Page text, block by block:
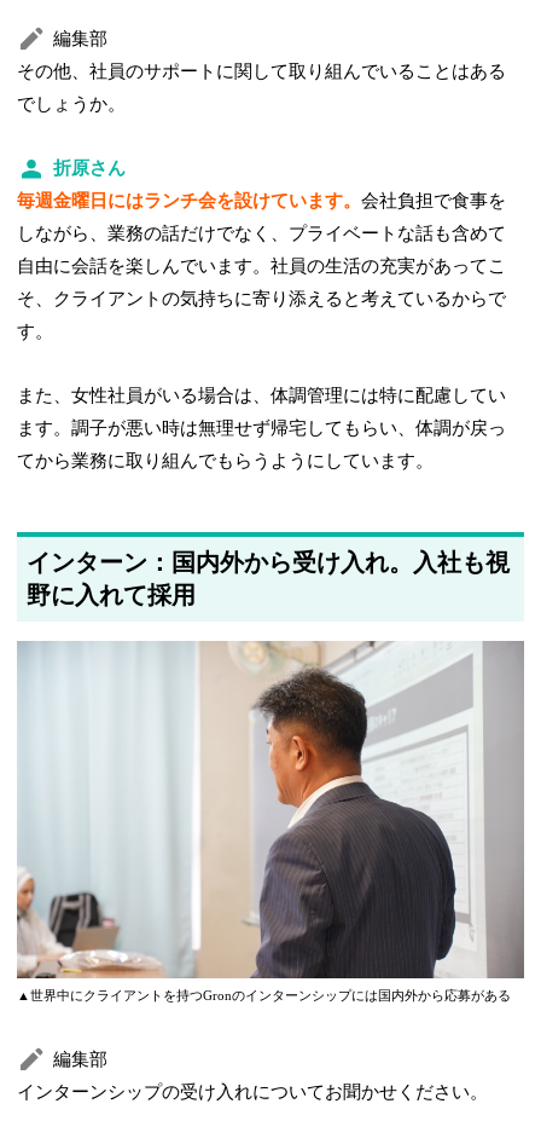
編集部
その他、社員のサポートに関して取り組んでいることはある
でしょうか。
折原さん
毎週金曜日にはランチ会を設けています。会社負担で食事を
しながら、業務の話だけでなく、プライベートな話も含めて
自由に会話を楽しんでいます。社員の生活の充実があってこ
そ、クライアントの気持ちに寄り添えると考えているからで
す。
また、女性社員がいる場合は、体調管理には特に配慮してい
ます。調子が悪い時は無理せず帰宅してもらい、体調が戻っ
てから業務に取り組んでもらうようにしています。
インターン：国内外から受け入れ。入社も視
野に入れて採用
▲世界中にクライアントを持つGronのインターンシップには国内外から応募がある
編集部
インターンシップの受け入れについてお聞かせください。